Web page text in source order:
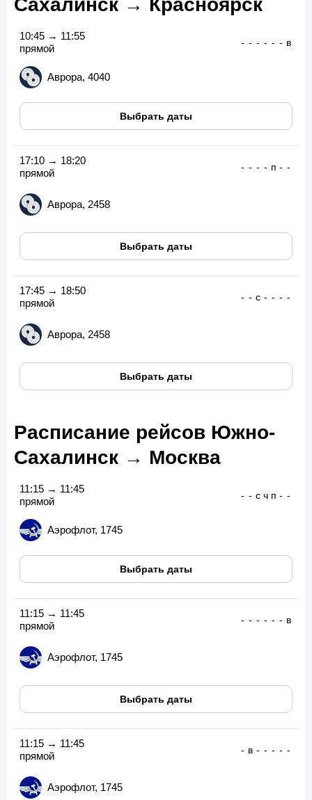
10:45 → 11:55
прямой
Аврора, 4040
- - - - - - в
Выбрать даты
17:10 → 18:20
прямой
Аврора, 2458
- - - - п - -
Выбрать даты
17:45 → 18:50
прямой
Аврора, 2458
- - с - - - -
Выбрать даты
Расписание рейсов Южно-
Сахалинск → Москва
11:15 → 11:45
прямой
Аэрофлот, 1745
- - с ч п - -
Выбрать даты
11:15 → 11:45
прямой
Аэрофлот, 1745
- - - - - - в
Выбрать даты
11:15 → 11:45
прямой
Аэрофлот, 1745
- в - - - - -